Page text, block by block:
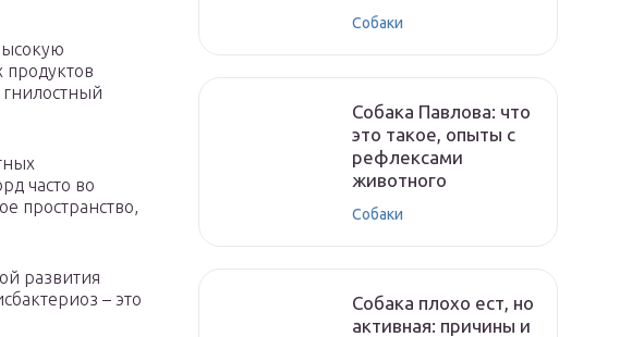
гнилостный
часто во
пространство,
развития
– это
Собаки
Собака Павлова: что
это такое, опыты с
рефлексами
животного
Собаки
Собака плохо ест, но
активная: причины и